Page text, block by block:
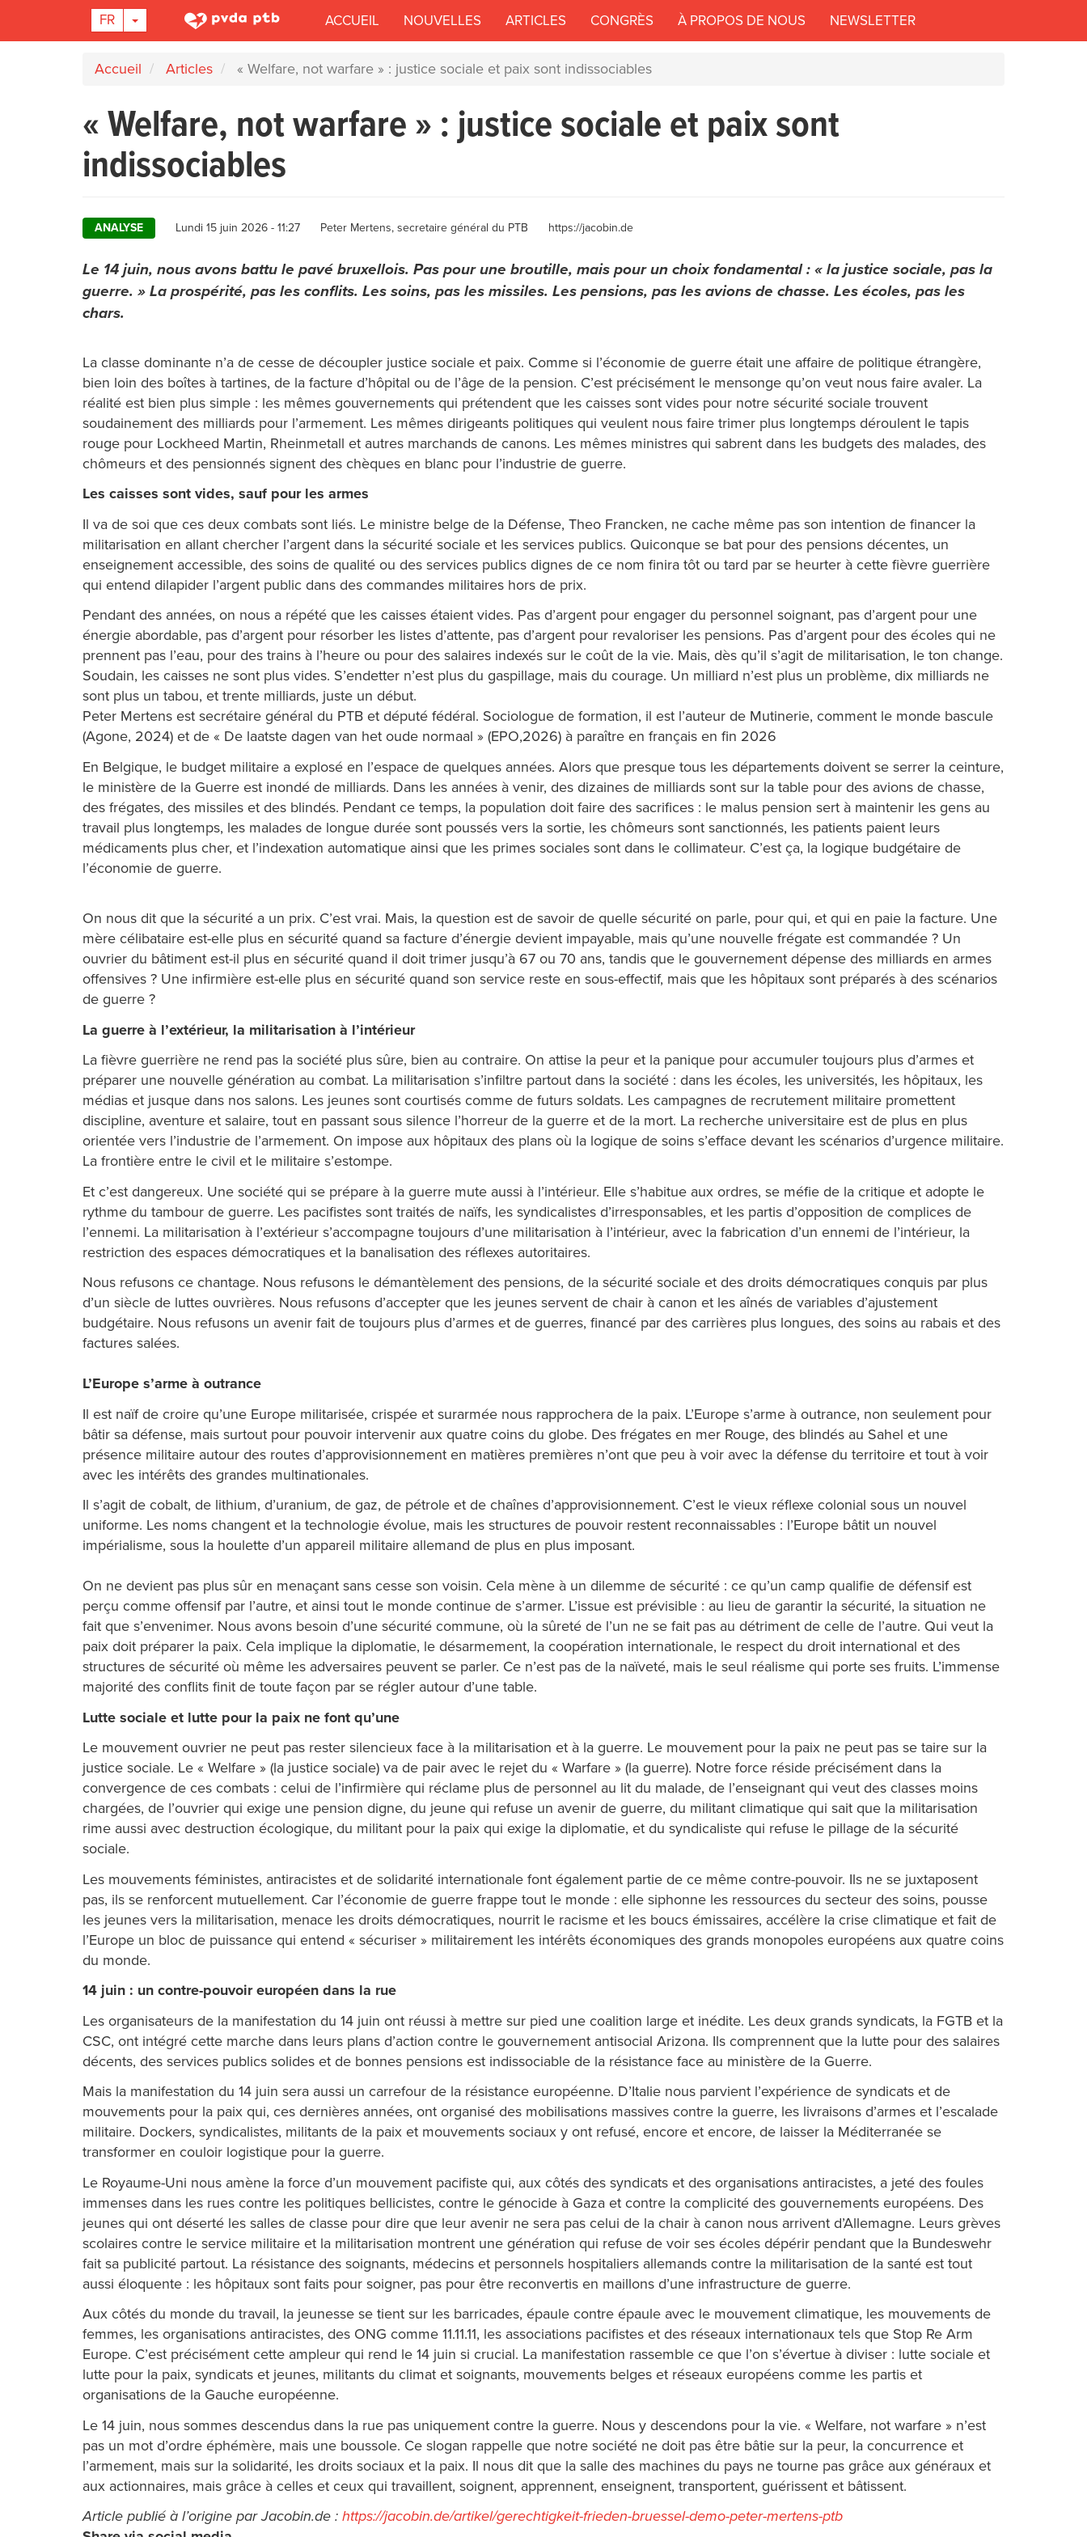
FR TOGGLE DROPDOWN
Main
navigation
ACCUEIL NOUVELLES ARTICLES CONGRÈS À PROPOS DE NOUS NEWSLETTER
Accueil Articles « Welfare, not warfare » : justice sociale et paix sont indissociables
« Welfare, not warfare » : justice sociale et paix sont
indissociables
ANALYSE Lundi 15 juin 2026 - 11:27 Author
Peter Mertens, secretaire général du PTB https://jacobin.de
Le 14 juin, nous avons battu le pavé bruxellois. Pas pour une broutille, mais pour un choix fondamental : « la justice sociale, pas la
guerre. » La prospérité, pas les conflits. Les soins, pas les missiles. Les pensions, pas les avions de chasse. Les écoles, pas les
chars.
La classe dominante n’a de cesse de découpler justice sociale et paix. Comme si l’économie de guerre était une affaire de politique étrangère,
bien loin des boîtes à tartines, de la facture d’hôpital ou de l’âge de la pension. C’est précisément le mensonge qu’on veut nous faire avaler. La
réalité est bien plus simple : les mêmes gouvernements qui prétendent que les caisses sont vides pour notre sécurité sociale trouvent
soudainement des milliards pour l’armement. Les mêmes dirigeants politiques qui veulent nous faire trimer plus longtemps déroulent le tapis
rouge pour Lockheed Martin, Rheinmetall et autres marchands de canons. Les mêmes ministres qui sabrent dans les budgets des malades, des
chômeurs et des pensionnés signent des chèques en blanc pour l’industrie de guerre.
Les caisses sont vides, sauf pour les armes
Il va de soi que ces deux combats sont liés. Le ministre belge de la Défense, Theo Francken, ne cache même pas son intention de financer la
militarisation en allant chercher l’argent dans la sécurité sociale et les services publics. Quiconque se bat pour des pensions décentes, un
enseignement accessible, des soins de qualité ou des services publics dignes de ce nom finira tôt ou tard par se heurter à cette fièvre guerrière
qui entend dilapider l’argent public dans des commandes militaires hors de prix.
Pendant des années, on nous a répété que les caisses étaient vides. Pas d’argent pour engager du personnel soignant, pas d’argent pour une
énergie abordable, pas d’argent pour résorber les listes d’attente, pas d’argent pour revaloriser les pensions. Pas d’argent pour des écoles qui ne
prennent pas l’eau, pour des trains à l’heure ou pour des salaires indexés sur le coût de la vie. Mais, dès qu’il s’agit de militarisation, le ton change.
Soudain, les caisses ne sont plus vides. S’endetter n’est plus du gaspillage, mais du courage. Un milliard n’est plus un problème, dix milliards ne
sont plus un tabou, et trente milliards, juste un début.
Peter Mertens est secrétaire général du PTB et député fédéral. Sociologue de formation, il est l’auteur de Mutinerie, comment le monde bascule
(Agone, 2024) et de « De laatste dagen van het oude normaal » (EPO,2026) à paraître en français en fin 2026
En Belgique, le budget militaire a explosé en l’espace de quelques années. Alors que presque tous les départements doivent se serrer la ceinture,
le ministère de la Guerre est inondé de milliards. Dans les années à venir, des dizaines de milliards sont sur la table pour des avions de chasse,
des frégates, des missiles et des blindés. Pendant ce temps, la population doit faire des sacrifices : le malus pension sert à maintenir les gens au
travail plus longtemps, les malades de longue durée sont poussés vers la sortie, les chômeurs sont sanctionnés, les patients paient leurs
médicaments plus cher, et l’indexation automatique ainsi que les primes sociales sont dans le collimateur. C’est ça, la logique budgétaire de
l’économie de guerre.
On nous dit que la sécurité a un prix. C’est vrai. Mais, la question est de savoir de quelle sécurité on parle, pour qui, et qui en paie la facture. Une
mère célibataire est-elle plus en sécurité quand sa facture d’énergie devient impayable, mais qu’une nouvelle frégate est commandée ? Un
ouvrier du bâtiment est-il plus en sécurité quand il doit trimer jusqu’à 67 ou 70 ans, tandis que le gouvernement dépense des milliards en armes
offensives ? Une infirmière est-elle plus en sécurité quand son service reste en sous-effectif, mais que les hôpitaux sont préparés à des scénarios
de guerre ?
La guerre à l’extérieur, la militarisation à l’intérieur
La fièvre guerrière ne rend pas la société plus sûre, bien au contraire. On attise la peur et la panique pour accumuler toujours plus d’armes et
préparer une nouvelle génération au combat. La militarisation s’infiltre partout dans la société : dans les écoles, les universités, les hôpitaux, les
médias et jusque dans nos salons. Les jeunes sont courtisés comme de futurs soldats. Les campagnes de recrutement militaire promettent
discipline, aventure et salaire, tout en passant sous silence l’horreur de la guerre et de la mort. La recherche universitaire est de plus en plus
orientée vers l’industrie de l’armement. On impose aux hôpitaux des plans où la logique de soins s’efface devant les scénarios d’urgence militaire.
La frontière entre le civil et le militaire s’estompe.
Et c’est dangereux. Une société qui se prépare à la guerre mute aussi à l’intérieur. Elle s’habitue aux ordres, se méfie de la critique et adopte le
rythme du tambour de guerre. Les pacifistes sont traités de naïfs, les syndicalistes d’irresponsables, et les partis d’opposition de complices de
l’ennemi. La militarisation à l’extérieur s’accompagne toujours d’une militarisation à l’intérieur, avec la fabrication d’un ennemi de l’intérieur, la
restriction des espaces démocratiques et la banalisation des réflexes autoritaires.
Nous refusons ce chantage. Nous refusons le démantèlement des pensions, de la sécurité sociale et des droits démocratiques conquis par plus
d’un siècle de luttes ouvrières. Nous refusons d’accepter que les jeunes servent de chair à canon et les aînés de variables d’ajustement
budgétaire. Nous refusons un avenir fait de toujours plus d’armes et de guerres, financé par des carrières plus longues, des soins au rabais et des
factures salées.
L’Europe s’arme à outrance
Il est naïf de croire qu’une Europe militarisée, crispée et surarmée nous rapprochera de la paix. L’Europe s’arme à outrance, non seulement pour
bâtir sa défense, mais surtout pour pouvoir intervenir aux quatre coins du globe. Des frégates en mer Rouge, des blindés au Sahel et une
présence militaire autour des routes d’approvisionnement en matières premières n’ont que peu à voir avec la défense du territoire et tout à voir
avec les intérêts des grandes multinationales.
Il s’agit de cobalt, de lithium, d’uranium, de gaz, de pétrole et de chaînes d’approvisionnement. C’est le vieux réflexe colonial sous un nouvel
uniforme. Les noms changent et la technologie évolue, mais les structures de pouvoir restent reconnaissables : l’Europe bâtit un nouvel
impérialisme, sous la houlette d’un appareil militaire allemand de plus en plus imposant.
On ne devient pas plus sûr en menaçant sans cesse son voisin. Cela mène à un dilemme de sécurité : ce qu’un camp qualifie de défensif est
perçu comme offensif par l’autre, et ainsi tout le monde continue de s’armer. L’issue est prévisible : au lieu de garantir la sécurité, la situation ne
fait que s’envenimer. Nous avons besoin d’une sécurité commune, où la sûreté de l’un ne se fait pas au détriment de celle de l’autre. Qui veut la
paix doit préparer la paix. Cela implique la diplomatie, le désarmement, la coopération internationale, le respect du droit international et des
structures de sécurité où même les adversaires peuvent se parler. Ce n’est pas de la naïveté, mais le seul réalisme qui porte ses fruits. L’immense
majorité des conflits finit de toute façon par se régler autour d’une table.
Lutte sociale et lutte pour la paix ne font qu’une
Le mouvement ouvrier ne peut pas rester silencieux face à la militarisation et à la guerre. Le mouvement pour la paix ne peut pas se taire sur la
justice sociale. Le « Welfare » (la justice sociale) va de pair avec le rejet du « Warfare » (la guerre). Notre force réside précisément dans la
convergence de ces combats : celui de l’infirmière qui réclame plus de personnel au lit du malade, de l’enseignant qui veut des classes moins
chargées, de l’ouvrier qui exige une pension digne, du jeune qui refuse un avenir de guerre, du militant climatique qui sait que la militarisation
rime aussi avec destruction écologique, du militant pour la paix qui exige la diplomatie, et du syndicaliste qui refuse le pillage de la sécurité
sociale.
Les mouvements féministes, antiracistes et de solidarité internationale font également partie de ce même contre-pouvoir. Ils ne se juxtaposent
pas, ils se renforcent mutuellement. Car l’économie de guerre frappe tout le monde : elle siphonne les ressources du secteur des soins, pousse
les jeunes vers la militarisation, menace les droits démocratiques, nourrit le racisme et les boucs émissaires, accélère la crise climatique et fait de
l’Europe un bloc de puissance qui entend « sécuriser » militairement les intérêts économiques des grands monopoles européens aux quatre coins
du monde.
14 juin : un contre-pouvoir européen dans la rue
Les organisateurs de la manifestation du 14 juin ont réussi à mettre sur pied une coalition large et inédite. Les deux grands syndicats, la FGTB et la
CSC, ont intégré cette marche dans leurs plans d’action contre le gouvernement antisocial Arizona. Ils comprennent que la lutte pour des salaires
décents, des services publics solides et de bonnes pensions est indissociable de la résistance face au ministère de la Guerre.
Mais la manifestation du 14 juin sera aussi un carrefour de la résistance européenne. D’Italie nous parvient l’expérience de syndicats et de
mouvements pour la paix qui, ces dernières années, ont organisé des mobilisations massives contre la guerre, les livraisons d’armes et l’escalade
militaire. Dockers, syndicalistes, militants de la paix et mouvements sociaux y ont refusé, encore et encore, de laisser la Méditerranée se
transformer en couloir logistique pour la guerre.
Le Royaume-Uni nous amène la force d’un mouvement pacifiste qui, aux côtés des syndicats et des organisations antiracistes, a jeté des foules
immenses dans les rues contre les politiques bellicistes, contre le génocide à Gaza et contre la complicité des gouvernements européens. Des
jeunes qui ont déserté les salles de classe pour dire que leur avenir ne sera pas celui de la chair à canon nous arrivent d’Allemagne. Leurs grèves
scolaires contre le service militaire et la militarisation montrent une génération qui refuse de voir ses écoles dépérir pendant que la Bundeswehr
fait sa publicité partout. La résistance des soignants, médecins et personnels hospitaliers allemands contre la militarisation de la santé est tout
aussi éloquente : les hôpitaux sont faits pour soigner, pas pour être reconvertis en maillons d’une infrastructure de guerre.
Aux côtés du monde du travail, la jeunesse se tient sur les barricades, épaule contre épaule avec le mouvement climatique, les mouvements de
femmes, les organisations antiracistes, des ONG comme 11.11.11, les associations pacifistes et des réseaux internationaux tels que Stop Re Arm
Europe. C’est précisément cette ampleur qui rend le 14 juin si crucial. La manifestation rassemble ce que l’on s’évertue à diviser : lutte sociale et
lutte pour la paix, syndicats et jeunes, militants du climat et soignants, mouvements belges et réseaux européens comme les partis et
organisations de la Gauche européenne.
Le 14 juin, nous sommes descendus dans la rue pas uniquement contre la guerre. Nous y descendons pour la vie. « Welfare, not warfare » n’est
pas un mot d’ordre éphémère, mais une boussole. Ce slogan rappelle que notre société ne doit pas être bâtie sur la peur, la concurrence et
l’armement, mais sur la solidarité, les droits sociaux et la paix. Il nous dit que la salle des machines du pays ne tourne pas grâce aux généraux et
aux actionnaires, mais grâce à celles et ceux qui travaillent, soignent, apprennent, enseignent, transportent, guérissent et bâtissent.
Article publié à l’origine par Jacobin.de : https://jacobin.de/artikel/gerechtigkeit-frieden-bruessel-demo-peter-mertens-ptb